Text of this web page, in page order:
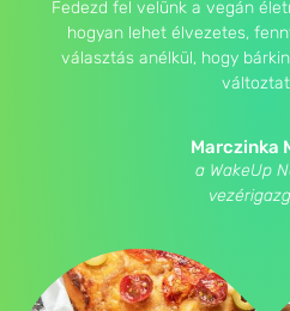
Fedezd fel velünk a vegán
hogyan lehet élvezetes,
választás anélkül, hogy
Marczinka
a WakeUp